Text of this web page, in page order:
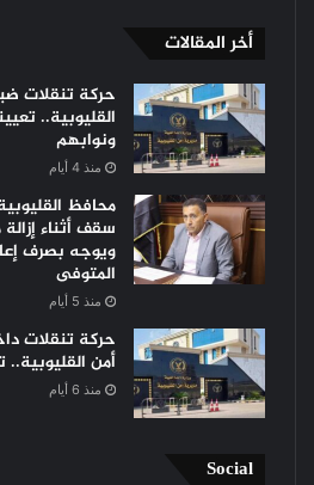
أخر المقالات
حركة تنقلات
القليوبية..
ونوابهم
منذ 4 أيام
محافظ
سقف أثناء
ويوجه بصرف
المتوفى
منذ 5 أيام
حركة تنقلات
أمن القليوبية..
منذ 6 أيام
Social